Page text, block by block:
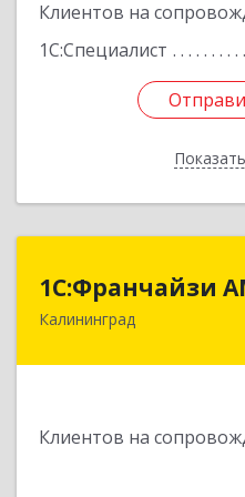
Клиентов на
1С:Специалист
1С:Франчайзи
Калининград
Клиентов на
238325,